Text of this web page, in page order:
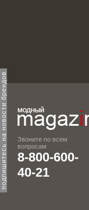
подпишитесь на новости брендов
Звоните по всем
вопросам
8-800-600-
40-21